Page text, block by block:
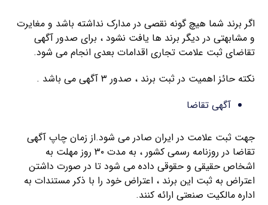
اگر برند شما هیچ گونه نقصی در مدارک نداشته باشد و مغایرت
و مشابهتی در دیگر برند ها یافت نشود ، برای صدور آگهی
تقاضای ثبت علامت تجاری اقدامات بعدی انجام می شود.
نکته حائز اهمیت در ثبت برند ، صدور ۳ آگهی می باشد .
آگهی تقاضا
جهت ثبت علامت در ایران صادر می شود.از زمان چاپ آگهی
تقاضا در روزنامه رسمی کشور ، به مدت ۳۰ روز مهلت به
اشخاص حقیقی و حقوقی داده می شود تا در صورت داشتن
اعتراض به ثبت این برند ، اعتراض خود را با ذکر مستندات به
اداره مالکیت صنعتی ارائه کنند.